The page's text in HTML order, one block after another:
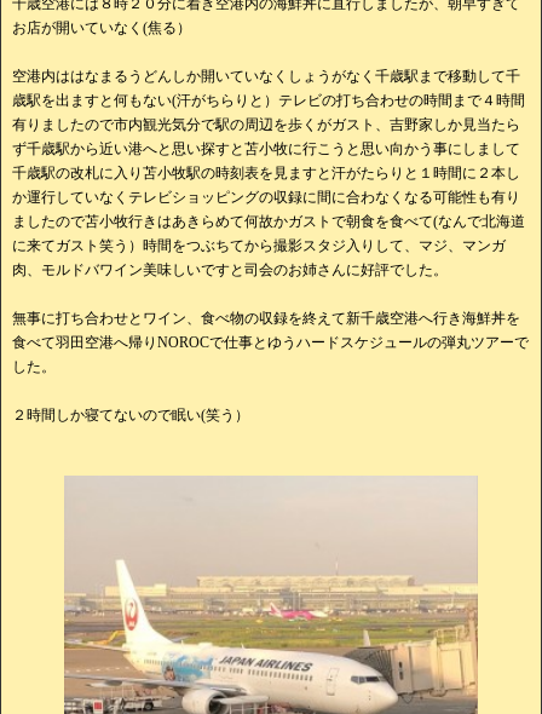
千歳空港には８時２０分に着き空港内の海鮮丼に直行しましたが、朝早すぎて
お店が開いていなく(焦る）
空港内ははなまるうどんしか開いていなくしょうがなく千歳駅まで移動して千
歳駅を出ますと何もない(汗がちらりと）テレビの打ち合わせの時間まで４時間
有りましたので市内観光気分で駅の周辺を歩くがガスト、吉野家しか見当たら
ず千歳駅から近い港へと思い探すと苫小牧に行こうと思い向かう事にしまして
千歳駅の改札に入り苫小牧駅の時刻表を見ますと汗がたらりと１時間に２本し
か運行していなくテレビショッピングの収録に間に合わなくなる可能性も有り
ましたので苫小牧行きはあきらめて何故かガストで朝食を食べて(なんで北海道
に来てガスト笑う）時間をつぶちてから撮影スタジ入りして、マジ、マンガ
肉、モルドバワイン美味しいですと司会のお姉さんに好評でした。
無事に打ち合わせとワイン、食べ物の収録を終えて新千歳空港へ行き海鮮丼を
食べて羽田空港へ帰りNOROCで仕事とゆうハードスケジュールの弾丸ツアーで
した。
２時間しか寝てないので眠い(笑う）